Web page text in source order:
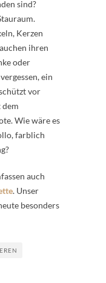
sind?
Kerzen
ihren
oder
ein
vor
Wie wäre es
farblich
auch
. Unser
besonders